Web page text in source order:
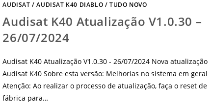
AUDISAT /AUDISAT K40 DIABLO / TUDO NOVO
Audisat K40 Atualização V1.0.30 –
26/07/2024
Audisat K40 Atualização V1.0.30 - 26/07/2024 Nova atualização
Audisat K40 Sobre esta versão: Melhorias no sistema em geral
Atenção: Ao realizar o processo de atualização, faça o reset de
fábrica para…